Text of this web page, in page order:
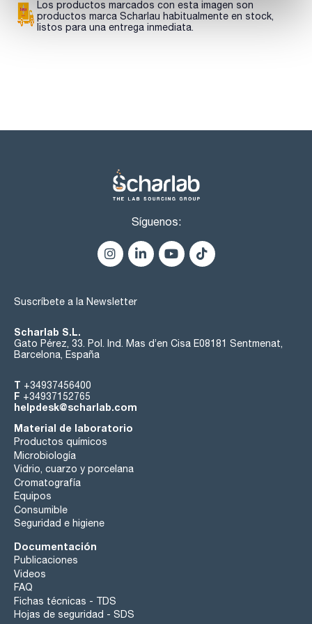
core-shell incluye más de 200 columnas y precolumnas con
diferente funcionalización de sílice, diámetro interno y
dimensiones.
Los productos marcados con esta imagen son
productos marca Scharlau habitualmente en stock,
listos para una entrega inmediata.
Síguenos:
Suscríbete a la Newsletter
Scharlab S.L.
Gato Pérez, 33. Pol. Ind. Mas d’en Cisa E08181 Sentmenat,
Barcelona, España
T +34937456400
F +34937152765
helpdesk@scharlab.com
Material de laboratorio
Productos químicos
Microbiología
Vidrio, cuarzo y porcelana
Cromatografía
Equipos
Consumible
Seguridad e higiene
Documentación
Publicaciones
Videos
FAQ
Fichas técnicas - TDS
Hojas de seguridad - SDS